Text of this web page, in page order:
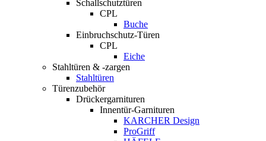
Schallschutztüren
CPL
Buche
Einbruchschutz-Türen
CPL
Eiche
Stahltüren & -zargen
Stahltüren
Türenzubehör
Drückergarnituren
Innentür-Garnituren
KARCHER Design
ProGriff